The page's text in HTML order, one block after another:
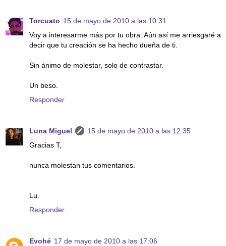
Torcuato 15 de mayo de 2010 a las 10:31
Voy a interesarme más por tu obra. Aún así me arriesgaré a
decir que tu creación se ha hecho dueña de ti.
Sin ánimo de molestar, solo de contrastar.
Un beso.
Responder
Luna Miguel
15 de mayo de 2010 a las 12:35
Gracias T,
nunca molestan tus comentarios.
Lu.
Responder
Evohé 17 de mayo de 2010 a las 17:06